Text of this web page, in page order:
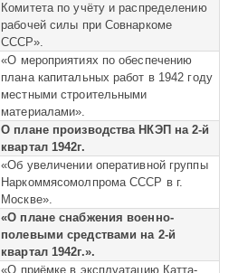
Комитета по учёту и распределению
рабочей силы при Совнаркоме
СССР».
«О мероприятиях по обеспечению
плана капитальных работ в 1942 году
местными строительными
материалами».
О плане производства НКЭП на 2-й
квартал 1942г.
«Об увеличении оперативной группы
Наркоммясомолпрома СССР в г.
Москве».
«О плане снабжения военно-
полевыми средствами на 2-й
квартал 1942г.».
«О приёмке в эксплуатацию Катта-